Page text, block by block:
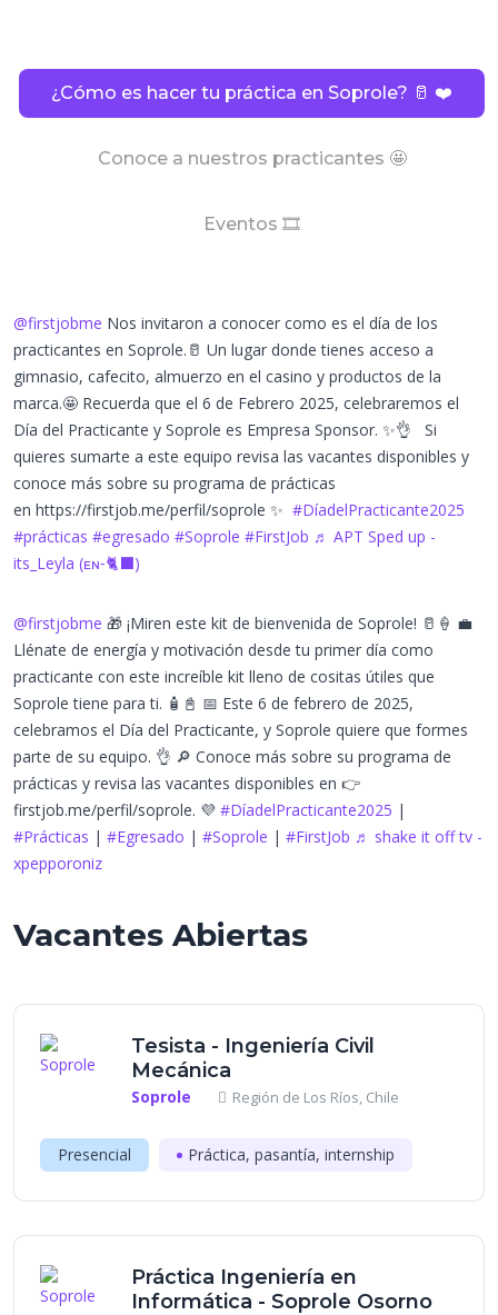
¿Cómo es hacer tu práctica en Soprole? 🥛 ❤️
Conoce a nuestros practicantes 🤩
Eventos 🎞️
@firstjobme Nos invitaron a conocer como es el día de los
practicantes en Soprole.🥛 Un lugar donde tienes acceso a
gimnasio, cafecito, almuerzo en el casino y productos de la
marca.🤩 Recuerda que el 6 de Febrero 2025, celebraremos el
Día del Practicante y Soprole es Empresa Sponsor. ✨👌 Si
quieres sumarte a este equipo revisa las vacantes disponibles y
conoce más sobre su programa de prácticas
en https://firstjob.me/perfil/soprole ✨ #DíadelPracticante2025
#prácticas #egresado #Soprole #FirstJob ♬ APT Sped up -
its_Leyla (ᴇɴ⁃🐈‍⬛)
@firstjobme 🎁 ¡Miren este kit de bienvenida de Soprole! 🥛🍦 💼
Llénate de energía y motivación desde tu primer día como
practicante con este increíble kit lleno de cositas útiles que
Soprole tiene para ti. 🧴📓 📅 Este 6 de febrero de 2025,
celebramos el Día del Practicante, y Soprole quiere que formes
parte de su equipo. 👌 🔎 Conoce más sobre su programa de
prácticas y revisa las vacantes disponibles en 👉
firstjob.me/perfil/soprole. 💜 #DíadelPracticante2025 |
#Prácticas | #Egresado | #Soprole | #FirstJob ♬ shake it off tv -
xpepporoniz
Vacantes Abiertas
Tesista - Ingeniería Civil
Mecánica
Soprole Región de Los Ríos, Chile
Presencial Práctica, pasantía, internship
Práctica Ingeniería en
Informática - Soprole Osorno